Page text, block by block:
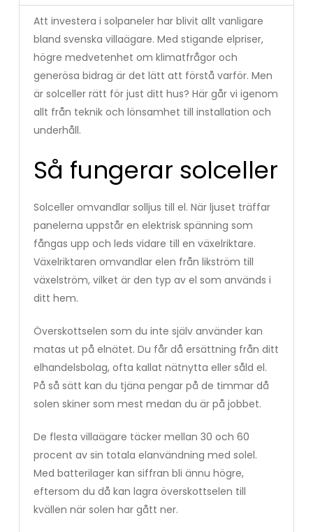
Att investera i solpaneler har blivit allt vanligare
bland svenska villaägare. Med stigande elpriser,
högre medvetenhet om klimatfrågor och
generösa bidrag är det lätt att förstå varför. Men
är solceller rätt för just ditt hus? Här går vi igenom
allt från teknik och lönsamhet till installation och
underhåll.
Så fungerar solceller
Solceller omvandlar solljus till el. När ljuset träffar
panelerna uppstår en elektrisk spänning som
fångas upp och leds vidare till en växelriktare.
Växelriktaren omvandlar elen från likström till
växelström, vilket är den typ av el som används i
ditt hem.
Överskottselen som du inte själv använder kan
matas ut på elnätet. Du får då ersättning från ditt
elhandelsbolag, ofta kallat nätnytta eller såld el.
På så sätt kan du tjäna pengar på de timmar då
solen skiner som mest medan du är på jobbet.
De flesta villaägare täcker mellan 30 och 60
procent av sin totala elanvändning med solel.
Med batterilager kan siffran bli ännu högre,
eftersom du då kan lagra överskottselen till
kvällen när solen har gått ner.